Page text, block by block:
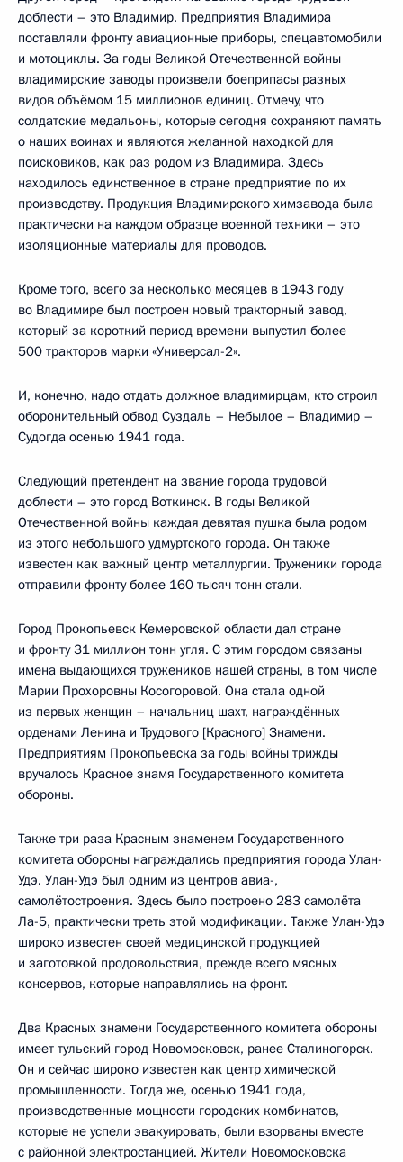
доблести – это Владимир. Предприятия Владимира
поставляли фронту авиационные приборы, спецавтомобили
и мотоциклы. За годы Великой Отечественной войны
владимирские заводы произвели боеприпасы разных
видов объёмом 15 миллионов единиц. Отмечу, что
солдатские медальоны, которые сегодня сохраняют память
о наших воинах и являются желанной находкой для
поисковиков, как раз родом из Владимира. Здесь
находилось единственное в стране предприятие по их
производству. Продукция Владимирского химзавода была
практически на каждом образце военной техники – это
изоляционные материалы для проводов.
Кроме того, всего за несколько месяцев в 1943 году
во Владимире был построен новый тракторный завод,
который за короткий период времени выпустил более
500 тракторов марки «Универсал-2».
И, конечно, надо отдать должное владимирцам, кто строил
оборонительный обвод Суздаль – Небылое – Владимир –
Судогда осенью 1941 года.
Следующий претендент на звание города трудовой
доблести – это город Воткинск. В годы Великой
Отечественной войны каждая девятая пушка была родом
из этого небольшого удмуртского города. Он также
известен как важный центр металлургии. Труженики города
отправили фронту более 160 тысяч тонн стали.
Город Прокопьевск Кемеровской области дал стране
и фронту 31 миллион тонн угля. С этим городом связаны
имена выдающихся тружеников нашей страны, в том числе
Марии Прохоровны Косогоровой. Она стала одной
из первых женщин – начальниц шахт, награждённых
орденами Ленина и Трудового [Красного] Знамени.
Предприятиям Прокопьевска за годы войны трижды
вручалось Красное знамя Государственного комитета
обороны.
Также три раза Красным знаменем Государственного
комитета обороны награждались предприятия города Улан-
Удэ. Улан-Удэ был одним из центров авиа-,
самолётостроения. Здесь было построено 283 самолёта
Ла-5, практически треть этой модификации. Также Улан-Удэ
широко известен своей медицинской продукцией
и заготовкой продовольствия, прежде всего мясных
консервов, которые направлялись на фронт.
Два Красных знамени Государственного комитета обороны
имеет тульский город Новомосковск, ранее Сталиногорск.
Он и сейчас широко известен как центр химической
промышленности. Тогда же, осенью 1941 года,
производственные мощности городских комбинатов,
которые не успели эвакуировать, были взорваны вместе
с районной электростанцией. Жители Новомосковска